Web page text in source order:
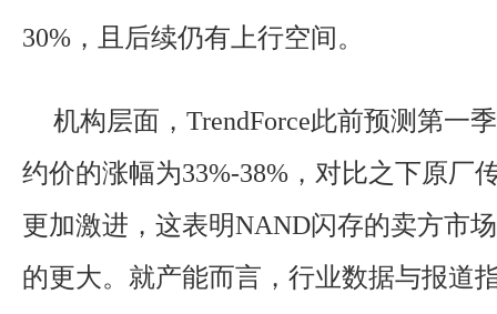
30%，且后续仍有上行空间。
机构层面，TrendForce此前预测第一
约价的涨幅为33%-38%，对比之下原厂
更加激进，这表明NAND闪存的卖方市
的更大。就产能而言，行业数据与报道